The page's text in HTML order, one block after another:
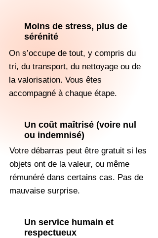
Moins de stress, plus de
sérénité
On s’occupe de tout, y compris du
tri, du transport, du nettoyage ou de
la valorisation. Vous êtes
accompagné à chaque étape.
Un coût maîtrisé (voire nul
ou indemnisé)
Votre débarras peut être gratuit si les
objets ont de la valeur, ou même
rémunéré dans certains cas. Pas de
mauvaise surprise.
Un service humain et
respectueux